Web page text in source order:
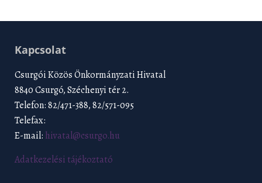
Kapcsolat
Csurgói Közös Önkormányzati Hivatal
8840 Csurgó, Széchenyi tér 2.
Telefon: 82/471-388, 82/571-095
Telefax:
E-mail: hivatal@csurgo.hu
Adatkezelési tájékoztató